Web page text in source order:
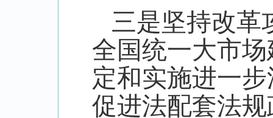
三是坚持改革
全国统一大市
定和实施进一
促进法配套法